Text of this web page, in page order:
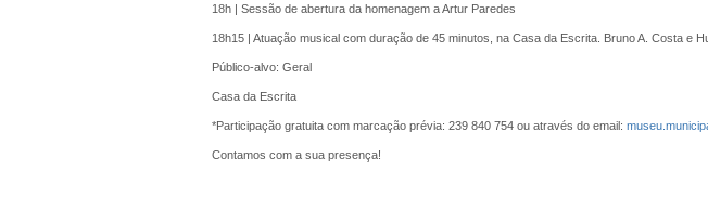
18h | Sessão de abertura da homenagem a Artur Paredes
18h15 | Atuação musical com duração de 45 minutos, na Casa da Escrita. Bruno A. Costa e
Público-alvo: Geral
Casa da Escrita
*Participação gratuita com marcação prévia: 239 840 754 ou através do email:
Contamos com a sua presença!